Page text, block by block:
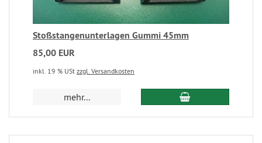
Stoßstangenunterlagen Gummi 45mm
85,00 EUR
inkl. 19 % USt zzgl. Versandkosten
mehr...